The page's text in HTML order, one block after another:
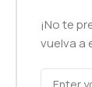
¡No te
vuelva a